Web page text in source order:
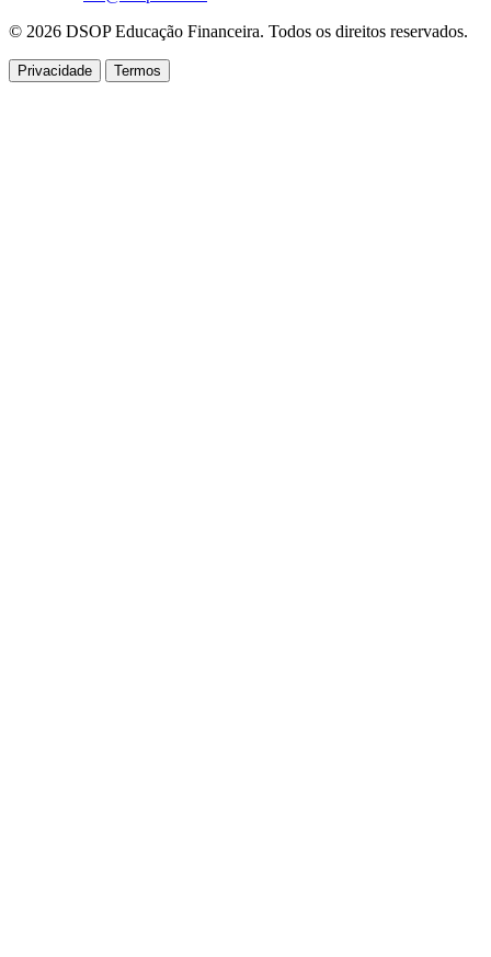
© 2026 DSOP Educação Financeira. Todos os direitos reservados.
Privacidade Termos